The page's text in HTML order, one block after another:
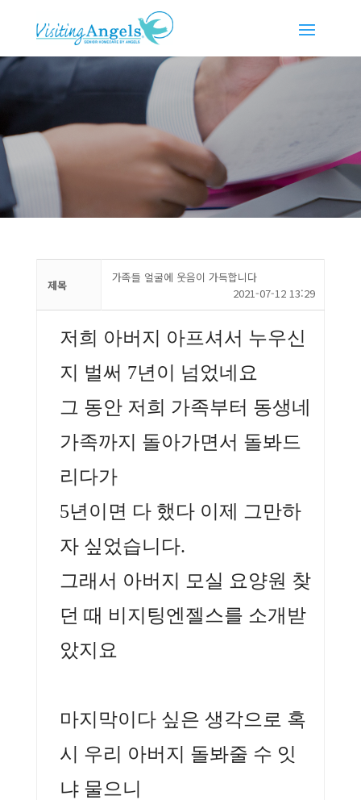
제목
가족들 얼굴에 웃음이 가득합니다
2021-07-12 13:29
저희 아버지 아프셔서 누우신
지 벌써 7년이 넘었네요
그 동안 저희 가족부터 동생네
가족까지 돌아가면서 돌봐드
리다가
5년이면 다 했다 이제 그만하
자 싶었습니다.
그래서 아버지 모실 요양원 찾
던 때 비지팅엔젤스를 소개받
았지요
마지막이다 싶은 생각으로 혹
시 우리 아버지 돌봐줄 수 잇
냐 물으니